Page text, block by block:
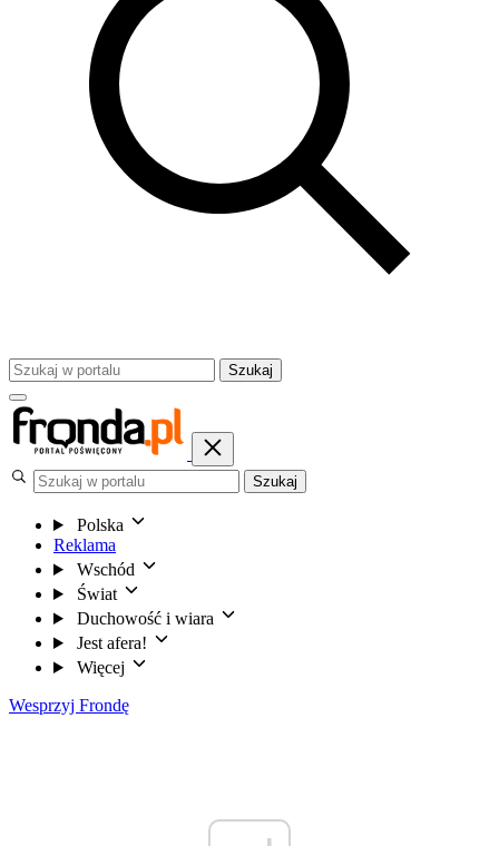
Szukaj
Szukaj
Polska
Reklama
Wschód
Świat
Duchowość i wiara
Jest afera!
Więcej
Wesprzyj Frondę